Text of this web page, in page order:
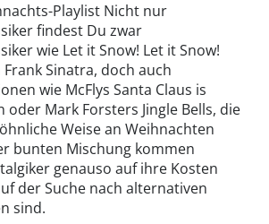
Playlist Nicht nur
findest Du zwar
wie Let it Snow! Let it Snow!
Sinatra, doch auch
wie McFlys Santa Claus is
oder Mark Forsters Jingle Bells, die
Weise an Weihnachten
bunten Mischung kommen
genauso auf ihre Kosten
der Suche nach alternativen
sind.